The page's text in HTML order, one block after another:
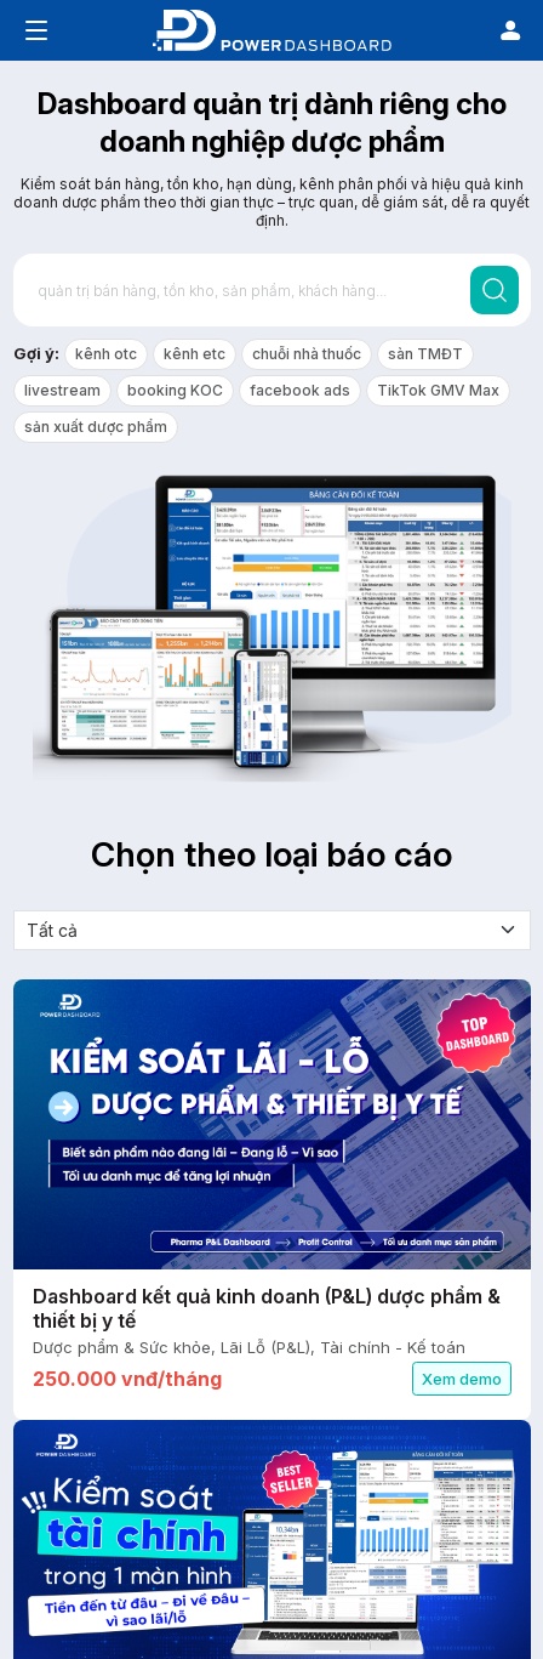
Dashboard quản trị dành riêng cho
doanh nghiệp dược phẩm
Kiểm soát bán hàng, tồn kho, hạn dùng, kênh phân phối và hiệu quả kinh
doanh dược phẩm theo thời gian thực – trực quan, dễ giám sát, dễ ra quyết
định.
Gợi ý: kênh otc kênh etc chuỗi nhà thuốc
sàn TMĐT
livestream
booking KOC facebook ads
TikTok GMV Max
sản xuất dược phẩm
Chọn theo loại báo cáo
Dashboard kết quả kinh doanh (P&L) dược phẩm &
thiết bị y tế
Dược phẩm & Sức khỏe, Lãi Lỗ (P&L), Tài chính - Kế toán
250.000 vnđ/tháng Xem demo